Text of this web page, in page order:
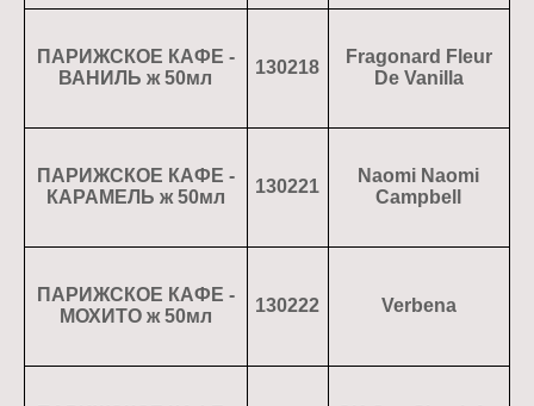
ПАРИЖСКОЕ КАФЕ -
ВАНИЛЬ ж 50мл
130218
Fragonard Fleur
De Vanilla
ПАРИЖСКОЕ КАФЕ -
КАРАМЕЛЬ ж 50мл
130221
Naomi Naomi
Campbell
ПАРИЖСКОЕ КАФЕ -
МОХИТО ж 50мл
130222 Verbena